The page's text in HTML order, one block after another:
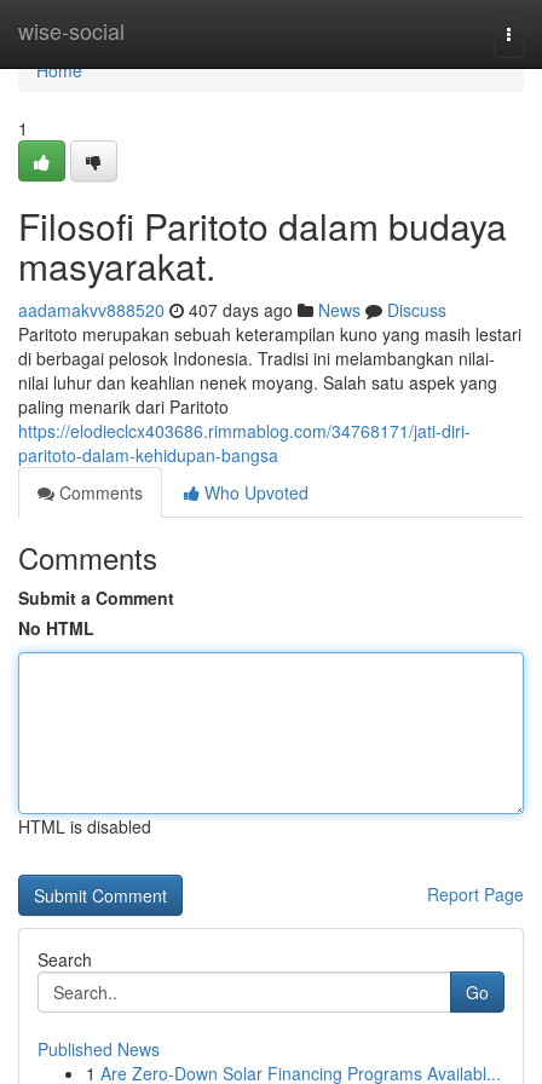
wise-social
Home
Home
1
Filosofi Paritoto dalam budaya
masyarakat.
aadamakvv888520 407 days ago News
Discuss
Paritoto merupakan sebuah keterampilan kuno yang masih lestari
di berbagai pelosok Indonesia. Tradisi ini melambangkan nilai-
nilai luhur dan keahlian nenek moyang. Salah satu aspek yang
paling menarik dari Paritoto
https://elodieclcx403686.rimmablog.com/34768171/jati-diri-
paritoto-dalam-kehidupan-bangsa
Comments
Who Upvoted
Comments
Submit a Comment
No HTML
HTML is disabled
Report Page
Search
Go
Published News
1 Are Zero-Down Solar Financing Programs Availabl...